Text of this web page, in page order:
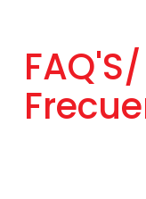
FAQ'S/